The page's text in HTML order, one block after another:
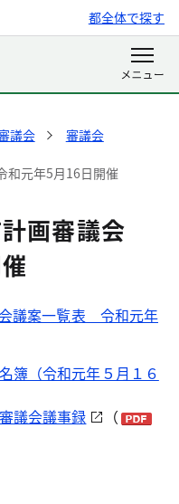
都全体で探す
議会
審議会
元年5月16日開催
画審議会
議案一覧表 令和元年
簿（令和元年５月１６
議会議事録
（